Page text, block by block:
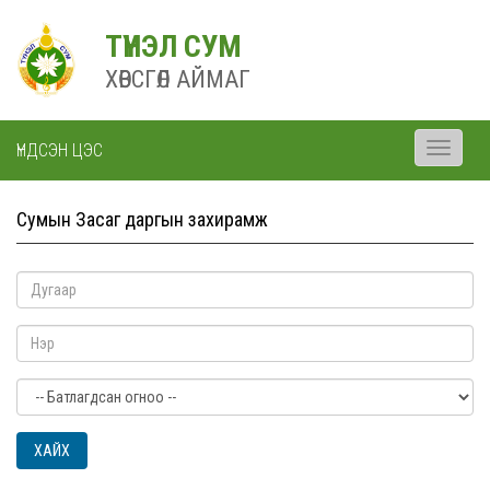
ТҮНЭЛ СУМ
ХӨВСГӨЛ АЙМАГ
ҮНДСЭН ЦЭС
Toggle
Сумын Засаг даргын захирамж